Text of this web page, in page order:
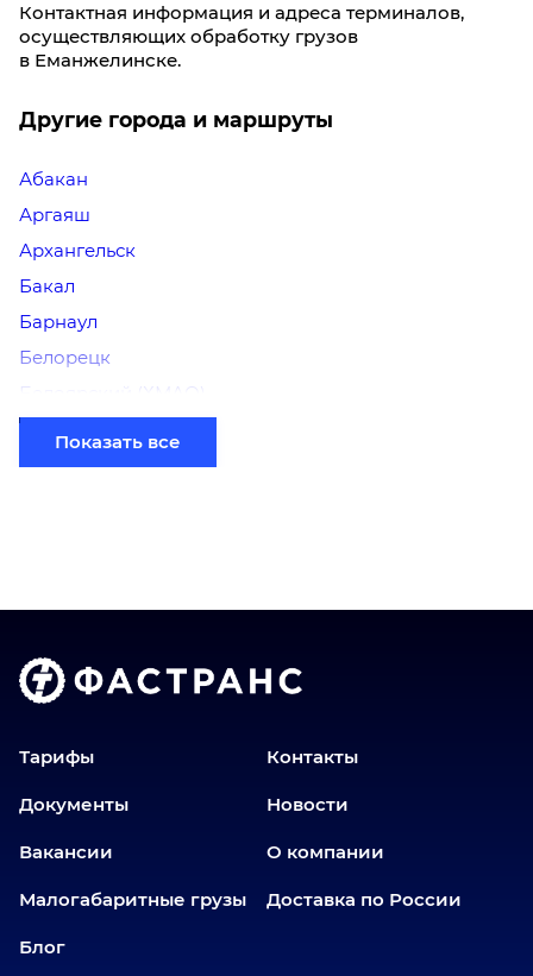
Контактная информация и адреса терминалов,
осуществляющих обработку грузов
в Еманжелинске.
Другие города и маршруты
Абакан
Аргаяш
Архангельск
Бакал
Барнаул
Белорецк
Белоярский (ХМАО)
Березники
Бийск
Волгоград
Донецк
Еткуль
Златоуст
Иваново
Иркутск
Показать все
Тарифы Контакты
Документы Новости
Вакансии О компании
Малогабаритные грузы Доставка по России
Блог